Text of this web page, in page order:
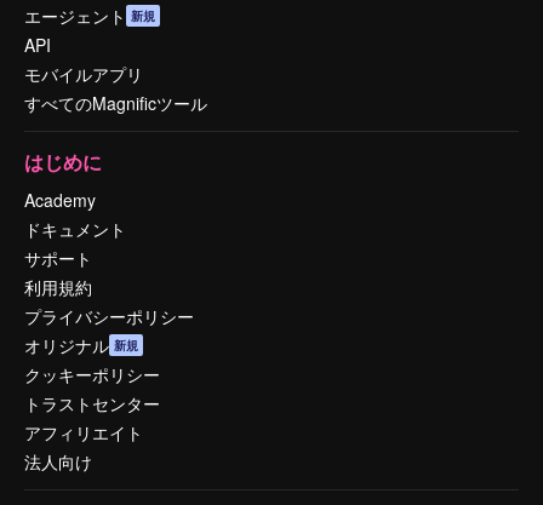
エージェント 新規
API
モバイルアプリ
すべてのMagnificツール
はじめに
Academy
ドキュメント
サポート
利用規約
プライバシーポリシー
オリジナル 新規
クッキーポリシー
トラストセンター
アフィリエイト
法人向け